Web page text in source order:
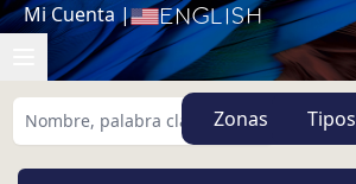
Mi Cuenta | English
Zonas Tipos